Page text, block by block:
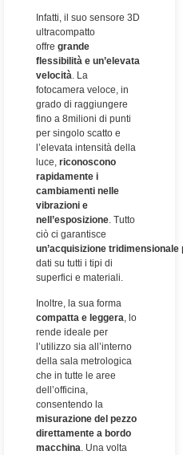
Infatti, il suo sensore 3D
ultracompatto
offre grande
flessibilità e un’elevata
velocità . La
fotocamera veloce, in
grado di raggiungere
fino a 8milioni di punti
per singolo scatto e
l’elevata intensità della
luce, riconoscono
rapidamente i
cambiamenti nelle
vibrazioni e
nell’esposizione . Tutto
ciò ci garantisce
un’acquisizione tridimensionale
dati su tutti i tipi di
superfici e materiali.
Inoltre, la sua forma
compatta e leggera, lo
rende ideale per
l’utilizzo sia all’interno
della sala metrologica
che in tutte le aree
dell’officina,
consentendo la
misurazione del pezzo
direttamente a bordo
macchina. Una volta